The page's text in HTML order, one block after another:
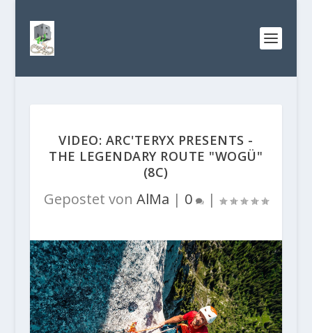
VIDEO: ARC'TERYX PRESENTS -
THE LEGENDARY ROUTE "WOGÜ"
(8C)
Gepostet von AlMa | 0 |